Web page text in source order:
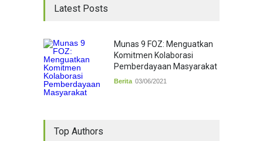
Latest Posts
Munas 9 FOZ: Menguatkan
Komitmen Kolaborasi
Pemberdayaan Masyarakat
Berita 03/06/2021
Top Authors